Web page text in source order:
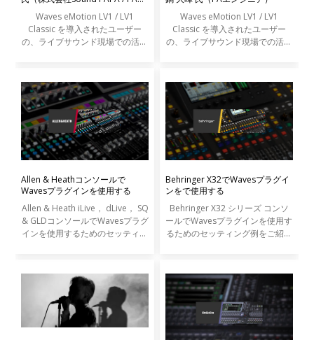
ンジニア）
Waves eMotion LV1 / LV1
Classic を導入されたユーザー
の、ライブサウンド現場での活用
Waves eMotion LV1 / LV1
Classic を導入されたユーザー
の、ライブサウンド現場での活用
Allen & Heathコンソールで
Wavesプラグインを使用する
Allen & Heath iLive， dLive， SQ
& GLDコンソールでWavesプラグ
インを使用するためのセッティン
Behringer X32でWavesプラグイ
ンをで使用する
Behringer X32 シリーズ コンソ
ールでWavesプラグインを使用す
るためのセッティング例をご紹介